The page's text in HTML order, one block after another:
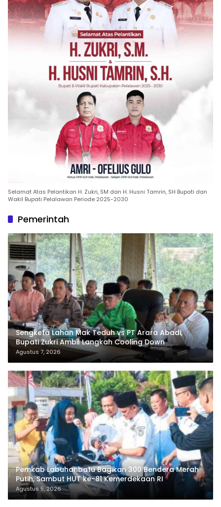
Selamat Atas Pelantikan H. Zukri, SM dan H. Husni Tamrin, SH Bupati dan
Wakil Bupati Pelalawan Periode 2025-2030
Pemerintah
Sengketa Lahan Mak Teduh vs PT Arara Abadi,
Bupati Zukri Ambil Langkah Cooling Down
Agustus 7, 2026
Pemkab Labuhanbatu Bagikan 300 Bendera Merah
Putih, Sambut HUT ke-81 Kemerdekaan RI
Agustus 5, 2026